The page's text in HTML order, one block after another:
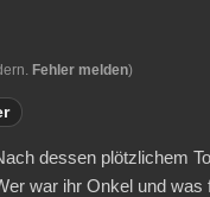
Fehler melden)
dessen plötzlichem
war ihr Onkel und